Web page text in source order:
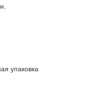
упаковка